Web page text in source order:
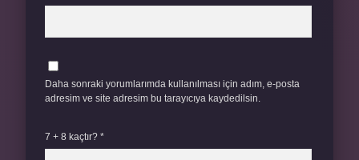
Daha sonraki yorumlarımda kullanılması için adım, e-posta
adresim ve site adresim bu tarayıcıya kaydedilsin.
7 + 8 kaçtır? *